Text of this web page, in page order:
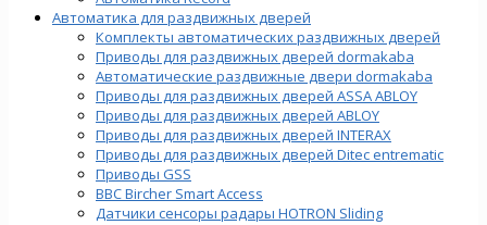
Автоматика для раздвижных дверей
Комплекты автоматических раздвижных дверей
Приводы для раздвижных дверей dormakaba
Автоматические раздвижные двери dormakaba
Приводы для раздвижных дверей ASSA ABLOY
Приводы для раздвижных дверей ABLOY
Приводы для раздвижных дверей INTERAX
Приводы для раздвижных дверей Ditec entrematic
Приводы GSS
BBC Bircher Smart Access
Датчики сенсоры радары HOTRON Sliding